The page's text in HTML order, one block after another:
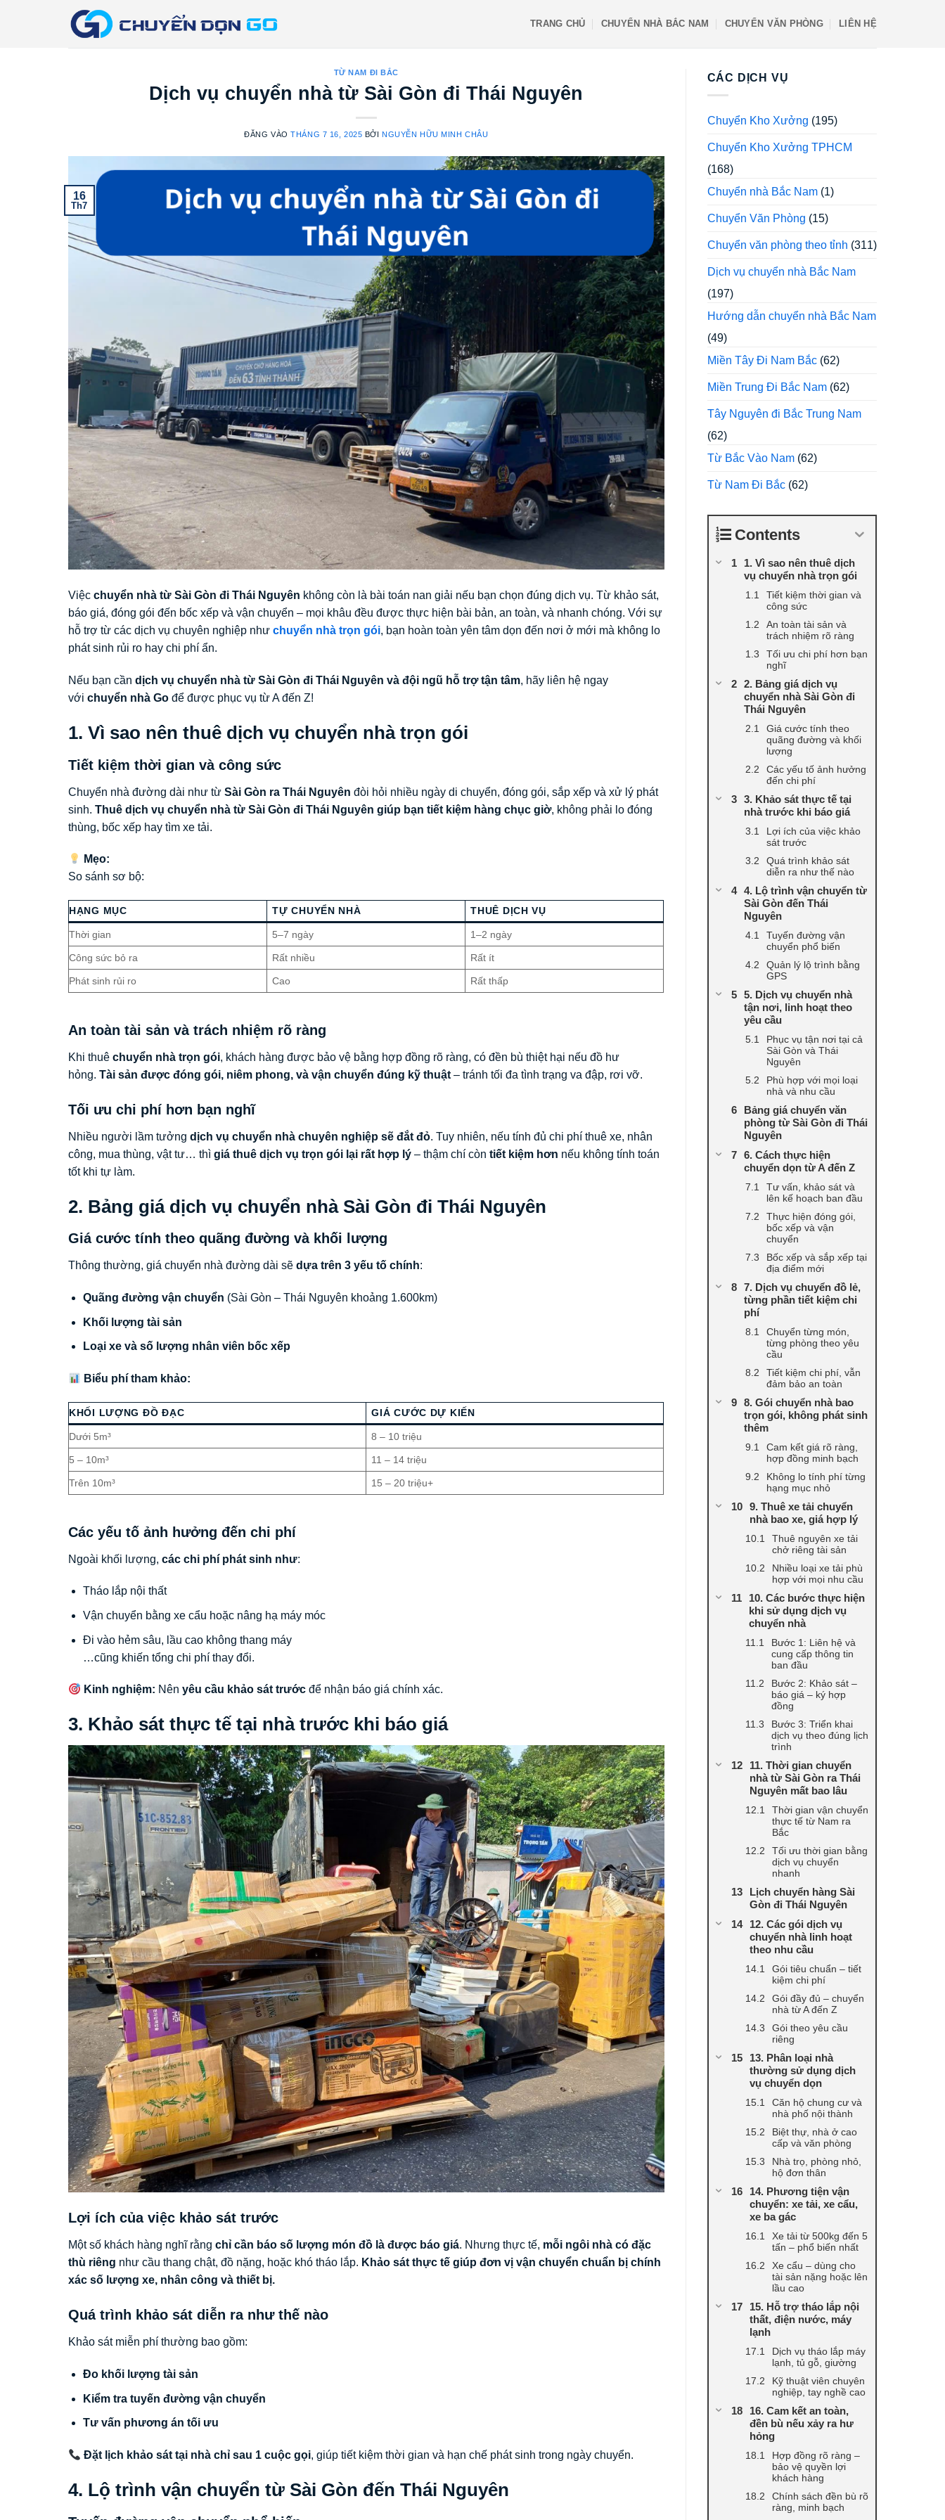
TRANG CHỦ CHUYỂN NHÀ BẮC NAM CHUYỂN VĂN PHÒNG LIÊN HỆ
TỪ NAM ĐI BẮC
Dịch vụ chuyển nhà từ Sài Gòn đi Thái Nguyên
ĐĂNG VÀOTHÁNG 7 16, 2025 BỞINGUYỄN HỮU MINH CHÂU
16
Th7
Việc chuyển nhà từ Sài Gòn đi Thái Nguyên không còn là bài toán nan giải nếu bạn chọn đúng dịch vụ. Từ khảo sát,
báo giá, đóng gói đến bốc xếp và vận chuyển – mọi khâu đều được thực hiện bài bản, an toàn, và nhanh chóng. Với sự
hỗ trợ từ các dịch vụ chuyên nghiệp như chuyển nhà trọn gói, bạn hoàn toàn yên tâm dọn đến nơi ở mới mà không lo
phát sinh rủi ro hay chi phí ẩn.
Nếu bạn cần dịch vụ chuyển nhà từ Sài Gòn đi Thái Nguyên và đội ngũ hỗ trợ tận tâm, hãy liên hệ ngay
với chuyển nhà Go để được phục vụ từ A đến Z!
1. Vì sao nên thuê dịch vụ chuyển nhà trọn gói
Tiết kiệm thời gian và công sức
Chuyển nhà đường dài như từ Sài Gòn ra Thái Nguyên đòi hỏi nhiều ngày di chuyển, đóng gói, sắp xếp và xử lý phát
sinh. Thuê dịch vụ chuyển nhà từ Sài Gòn đi Thái Nguyên giúp bạn tiết kiệm hàng chục giờ, không phải lo đóng
thùng, bốc xếp hay tìm xe tải.
Mẹo:
So sánh sơ bộ:
HẠNG MỤC TỰ CHUYỂN NHÀ THUÊ DỊCH VỤ
Thời gian 5–7 ngày 1–2 ngày
Công sức bỏ ra Rất nhiều Rất ít
Phát sinh rủi ro Cao Rất thấp
An toàn tài sản và trách nhiệm rõ ràng
Khi thuê chuyển nhà trọn gói, khách hàng được bảo vệ bằng hợp đồng rõ ràng, có đền bù thiệt hại nếu đồ hư
hỏng. Tài sản được đóng gói, niêm phong, và vận chuyển đúng kỹ thuật – tránh tối đa tình trạng va đập, rơi vỡ.
Tối ưu chi phí hơn bạn nghĩ
Nhiều người lầm tưởng dịch vụ chuyển nhà chuyên nghiệp sẽ đắt đỏ. Tuy nhiên, nếu tính đủ chi phí thuê xe, nhân
công, mua thùng, vật tư… thì giá thuê dịch vụ trọn gói lại rất hợp lý – thậm chí còn tiết kiệm hơn nếu không tính toán
tốt khi tự làm.
2. Bảng giá dịch vụ chuyển nhà Sài Gòn đi Thái Nguyên
Giá cước tính theo quãng đường và khối lượng
Thông thường, giá chuyển nhà đường dài sẽ dựa trên 3 yếu tố chính:
Quãng đường vận chuyển (Sài Gòn – Thái Nguyên khoảng 1.600km)
Khối lượng tài sản
Loại xe và số lượng nhân viên bốc xếp
Biểu phí tham khảo:
KHỐI LƯỢNG ĐỒ ĐẠC GIÁ CƯỚC DỰ KIẾN
Dưới 5m³ 8 – 10 triệu
5 – 10m³ 11 – 14 triệu
Trên 10m³ 15 – 20 triệu+
Các yếu tố ảnh hưởng đến chi phí
Ngoài khối lượng, các chi phí phát sinh như:
Tháo lắp nội thất
Vận chuyển bằng xe cẩu hoặc nâng hạ máy móc
Đi vào hẻm sâu, lầu cao không thang máy
…cũng khiến tổng chi phí thay đổi.
Kinh nghiệm: Nênyêu cầu khảo sát trước để nhận báo giá chính xác.
3. Khảo sát thực tế tại nhà trước khi báo giá
Lợi ích của việc khảo sát trước
Một số khách hàng nghĩ rằng chỉ cần báo số lượng món đồ là được báo giá. Nhưng thực tế, mỗi ngôi nhà có đặc
thù riêng như cầu thang chật, đồ nặng, hoặc khó tháo lắp. Khảo sát thực tế giúp đơn vị vận chuyển chuẩn bị chính
xác số lượng xe, nhân công và thiết bị.
Quá trình khảo sát diễn ra như thế nào
Khảo sát miễn phí thường bao gồm:
Đo khối lượng tài sản
Kiểm tra tuyến đường vận chuyển
Tư vấn phương án tối ưu
Đặt lịch khảo sát tại nhà chỉ sau 1 cuộc gọi, giúp tiết kiệm thời gian và hạn chế phát sinh trong ngày chuyển.
4. Lộ trình vận chuyển từ Sài Gòn đến Thái Nguyên
CÁC DỊCH VỤ
Chuyển Kho Xưởng (195)
Chuyển Kho Xưởng TPHCM
(168)
Chuyển nhà Bắc Nam(1)
Chuyển Văn Phòng (15)
Chuyển văn phòng theo tỉnh (311)
Dịch vụ chuyển nhà Bắc Nam
(197)
Hướng dẫn chuyển nhà Bắc Nam
(49)
Miền Tây Đi Nam Bắc(62)
Miền Trung Đi Bắc Nam(62)
Tây Nguyên đi Bắc Trung Nam
(62)
Từ Bắc Vào Nam(62)
Từ Nam Đi Bắc(62)
Contents
1. Vì sao nên thuê dịch
vụ chuyển nhà trọn gói
Tiết kiệm thời gian và
công sức
An toàn tài sản và
trách nhiệm rõ ràng
Tối ưu chi phí hơn bạn
nghĩ
2. Bảng giá dịch vụ
chuyển nhà Sài Gòn đi
Thái Nguyên
Giá cước tính theo
quãng đường và khối
lượng
Các yếu tố ảnh hưởng
đến chi phí
3. Khảo sát thực tế tại
nhà trước khi báo giá
Lợi ích của việc khảo
sát trước
Quá trình khảo sát
diễn ra như thế nào
4. Lộ trình vận chuyển từ
Sài Gòn đến Thái
Nguyên
Tuyến đường vận
chuyển phổ biến
Quản lý lộ trình bằng
GPS
5. Dịch vụ chuyển nhà
tận nơi, linh hoạt theo
yêu cầu
Phục vụ tận nơi tại cả
Sài Gòn và Thái
Nguyên
Phù hợp với mọi loại
nhà và nhu cầu
Bảng giá chuyển văn
phòng từ Sài Gòn đi Thái
Nguyên
6. Cách thực hiện
chuyển dọn từ A đến Z
Tư vấn, khảo sát và
lên kế hoạch ban đầu
Thực hiện đóng gói,
bốc xếp và vận
chuyển
Bốc xếp và sắp xếp tại
địa điểm mới
7. Dịch vụ chuyển đồ lẻ,
từng phần tiết kiệm chi
phí
Chuyển từng món,
từng phòng theo yêu
cầu
Tiết kiệm chi phí, vẫn
đảm bảo an toàn
8. Gói chuyển nhà bao
trọn gói, không phát sinh
thêm
Cam kết giá rõ ràng,
hợp đồng minh bạch
Không lo tính phí từng
hạng mục nhỏ
9. Thuê xe tải chuyển
nhà bao xe, giá hợp lý
Thuê nguyên xe tải
chở riêng tài sản
Nhiều loại xe tải phù
hợp với mọi nhu cầu
10. Các bước thực hiện
khi sử dụng dịch vụ
chuyển nhà
Bước 1: Liên hệ và
cung cấp thông tin
ban đầu
Bước 2: Khảo sát –
báo giá – ký hợp
đồng
Bước 3: Triển khai
dịch vụ theo đúng lịch
trình
11. Thời gian chuyển
nhà từ Sài Gòn ra Thái
Nguyên mất bao lâu
Thời gian vận chuyển
thực tế từ Nam ra
Bắc
Tối ưu thời gian bằng
dịch vụ chuyển
nhanh
Lịch chuyển hàng Sài
Gòn đi Thái Nguyên
12. Các gói dịch vụ
chuyển nhà linh hoạt
theo nhu cầu
Gói tiêu chuẩn – tiết
kiệm chi phí
Gói đầy đủ – chuyển
nhà từ A đến Z
Gói theo yêu cầu
riêng
13. Phân loại nhà
thường sử dụng dịch
vụ chuyển dọn
Căn hộ chung cư và
nhà phố nội thành
Biệt thự, nhà ở cao
cấp và văn phòng
Nhà trọ, phòng nhỏ,
hộ đơn thân
14. Phương tiện vận
chuyển: xe tải, xe cẩu,
xe ba gác
Xe tải từ 500kg đến 5
tấn – phổ biến nhất
Xe cẩu – dùng cho
tài sản nặng hoặc lên
lầu cao
15. Hỗ trợ tháo lắp nội
thất, điện nước, máy
lạnh
Dịch vụ tháo lắp máy
lạnh, tủ gỗ, giường
Kỹ thuật viên chuyên
nghiệp, tay nghề cao
16. Cam kết an toàn,
đền bù nếu xảy ra hư
hỏng
Hợp đồng rõ ràng –
bảo vệ quyền lợi
khách hàng
Chính sách đền bù rõ
ràng, minh bạch